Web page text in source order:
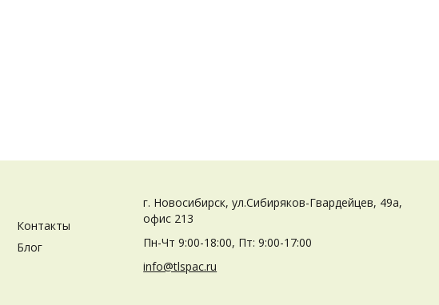
Контакты
Блог
г. Новосибирск, ул.Сибиряков-Гвардейцев, 49а,
офис 213
Пн-Чт 9:00-18:00, Пт: 9:00-17:00
info@tlspac.ru